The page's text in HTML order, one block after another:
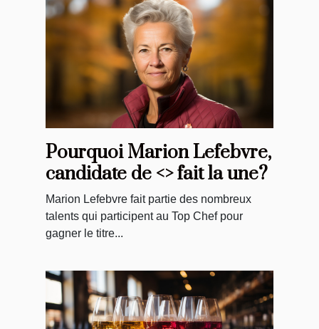
Pourquoi Marion Lefebvre,
candidate de <> fait la une?
Marion Lefebvre fait partie des nombreux
talents qui participent au Top Chef pour
gagner le titre...